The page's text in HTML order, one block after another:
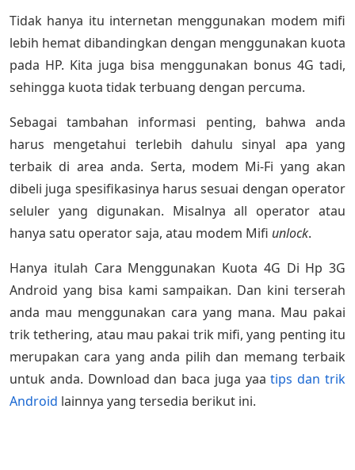
Tidak hanya itu internetan menggunakan modem mifi
lebih hemat dibandingkan dengan menggunakan kuota
pada HP. Kita juga bisa menggunakan bonus 4G tadi,
sehingga kuota tidak terbuang dengan percuma.
Sebagai tambahan informasi penting, bahwa anda
harus mengetahui terlebih dahulu sinyal apa yang
terbaik di area anda. Serta, modem Mi-Fi yang akan
dibeli juga spesifikasinya harus sesuai dengan operator
seluler yang digunakan. Misalnya all operator atau
hanya satu operator saja, atau modem Mifi unlock.
Hanya itulah Cara Menggunakan Kuota 4G Di Hp 3G
Android yang bisa kami sampaikan. Dan kini terserah
anda mau menggunakan cara yang mana. Mau pakai
trik tethering, atau mau pakai trik mifi, yang penting itu
merupakan cara yang anda pilih dan memang terbaik
untuk anda. Download dan baca juga yaatips dan trik
Android lainnya yang tersedia berikut ini.